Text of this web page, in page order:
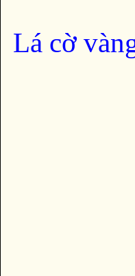
Lá cờ